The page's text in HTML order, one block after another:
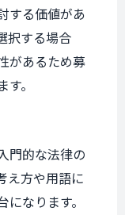
する価値があ
択する場合
があるため募
。
門的な法律の
え方や用語に
なります。